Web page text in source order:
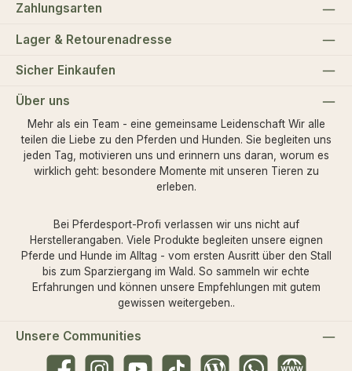
Zahlungsarten
Lager & Retourenadresse
Sicher Einkaufen
Über uns
Mehr als ein Team - eine gemeinsame Leidenschaft Wir alle
teilen die Liebe zu den Pferden und Hunden. Sie begleiten uns
jeden Tag, motivieren uns und erinnern uns daran, worum es
wirklich geht: besondere Momente mit unseren Tieren zu
erleben.
Bei Pferdesport-Profi verlassen wir uns nicht auf
Herstellerangaben. Viele Produkte begleiten unsere eignen
Pferde und Hunde im Alltag - vom ersten Ausritt über den Stall
bis zum Sparziergang im Wald. So sammeln wir echte
Erfahrungen und können unsere Empfehlungen mit gutem
gewissen weitergeben..
Unsere Communities